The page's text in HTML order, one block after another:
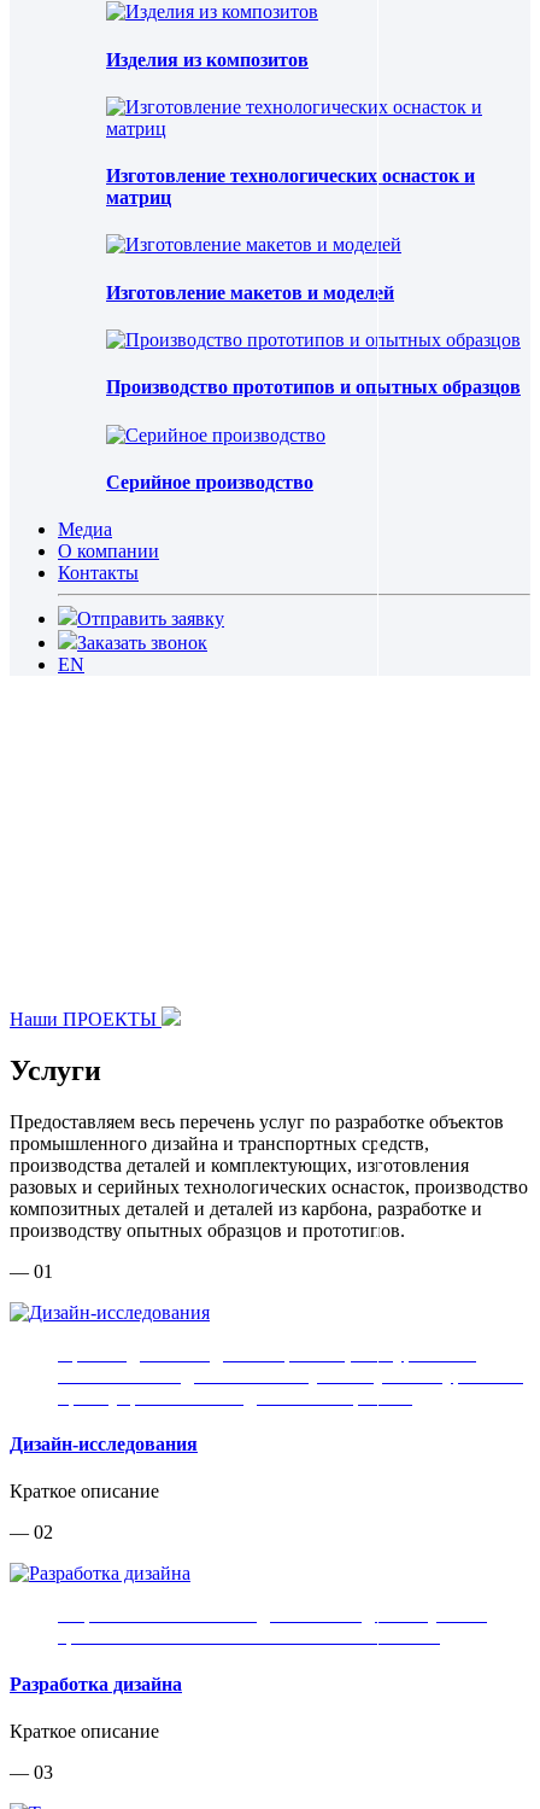
Изделия из композитов
Изготовление технологических оснасток и
матриц
Изготовление макетов и моделей
Производство прототипов и опытных образцов
Серийное производство
Медиа
О компании
Контакты
Отправить заявку
Заказать звонок
EN
Наши ПРОЕКТЫ
Услуги
Предоставляем весь перечень услуг по разработке объектов
промышленного дизайна и транспортных средств,
производства деталей и комплектующих, изготовления
разовых и серийных технологических оснасток, производство
композитных деталей и деталей из карбона, разработке и
производству опытных образцов и прототипов.
— 01
Дизайн-исследования
Краткое описание
— 02
Разработка дизайна
Краткое описание
— 03